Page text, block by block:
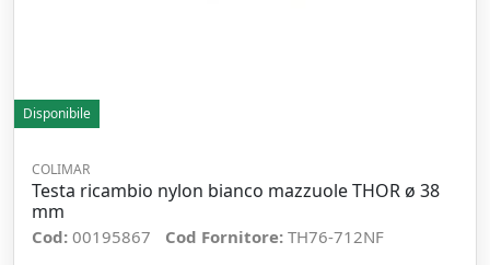
Disponibile
COLIMAR
Testa ricambio nylon bianco mazzuole THOR ø 38
mm
Cod: 00195867 Cod Fornitore: TH76-712NF